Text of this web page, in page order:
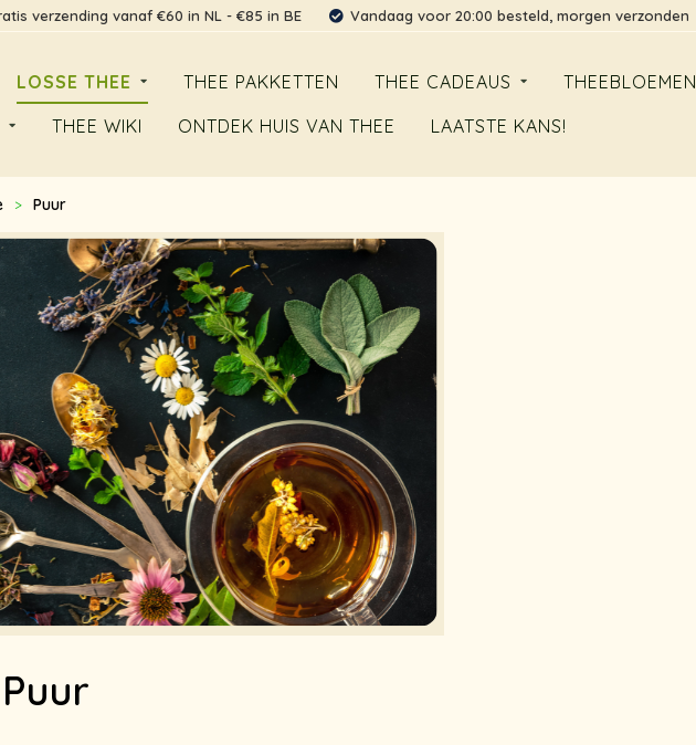
verzending vanaf €60 in NL - €85 in BE Vandaag voor 20:00 besteld, morgen verzonden
LOSSE THEE THEE PAKKETTEN THEE CADEAUS THEEBLOEMEN
THEE WIKI ONTDEK HUIS VAN THEE LAATSTE KANS!
> Puur